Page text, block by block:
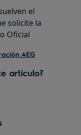
el
solicite la
Oficial
AEG
artículo?